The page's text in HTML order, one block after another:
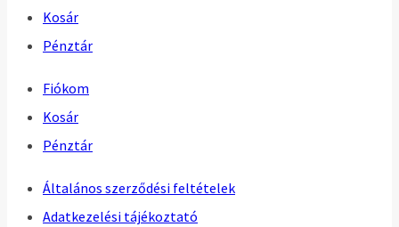
Kosár
Pénztár
Fiókom
Kosár
Pénztár
Általános szerződési feltételek
Adatkezelési tájékoztató